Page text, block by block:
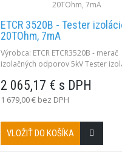
ETCR 3520B - Tester
20TOhm, 7mA
Výrobca: ETCR ETCR3520B - merač
izolačných odporov 5kV Tester
merania do 20TOhm. Vysoký
7mA. Výpočet parametrov PI a DAR,
rozhranie, farebný dotykový displej.
2 065,17 € s DPH
1 679,00 € bez DPH
VLOŽIŤ DO KOŠÍKA